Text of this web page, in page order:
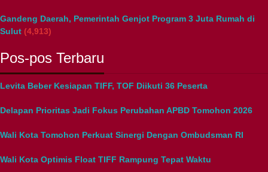
Gandeng Daerah, Pemerintah Genjot Program 3 Juta Rumah di
Sulut (4,913)
Pos-pos Terbaru
Levita Beber Kesiapan TIFF, TOF Diikuti 36 Peserta
Delapan Prioritas Jadi Fokus Perubahan APBD Tomohon 2026
Wali Kota Tomohon Perkuat Sinergi Dengan Ombudsman RI
Wali Kota Optimis Float TIFF Rampung Tepat Waktu